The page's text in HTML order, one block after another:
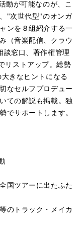
動が可能なのが、こ
"次世代型"のオンガ
ンを８組紹介する一
（音楽配信、クラウ
談窓口、著作権管理
リストアップ。総勢
きなヒントになる
なセルフプロデュー
ての解説も掲載。独
でサポートします。
国ツアーに出たふた
のトラック・メイカ